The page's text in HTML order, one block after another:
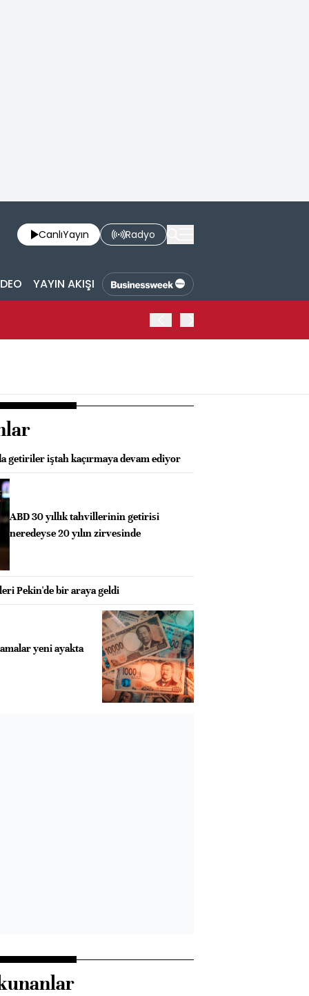
CanlıYayın Radyo
YAYIN AKIŞI
getiriler iştah kaçırmaya devam ediyor
ABD 30 yıllık tahvillerinin getirisi
neredeyse 20 yılın zirvesinde
Pekin'de bir araya geldi
yeni ayakta